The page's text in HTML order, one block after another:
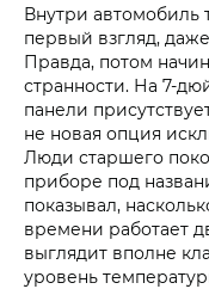
Внутри автомобиль
первый взгляд,
Правда, потом
странности. На 7-
панели
не новая опция
Люди старшего
приборе под
показывал,
времени работает
выглядит вполне
уровень